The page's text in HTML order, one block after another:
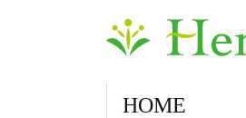
HOME